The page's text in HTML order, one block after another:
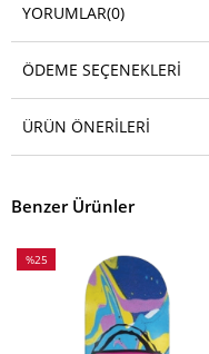
YORUMLAR(0)
ÖDEME SEÇENEKLERI
ÜRÜN ÖNERILERI
Benzer Ürünler
%25